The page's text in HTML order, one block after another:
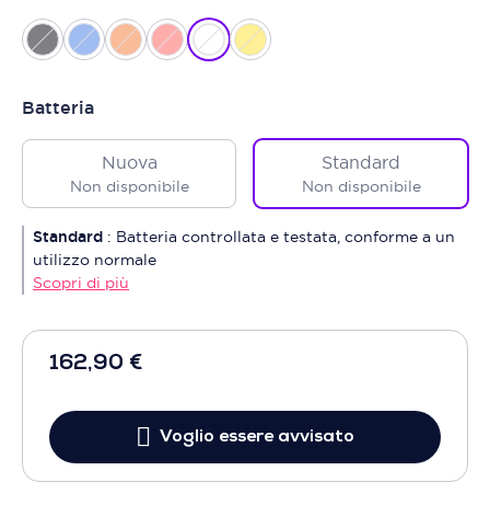
162,90 €
Voglio essere avvisato
Batteria
Nuova
Non disponibile
Standard
Non disponibile
Standard : Batteria controllata e testata, conforme a un
utilizzo normale
Scopri di più